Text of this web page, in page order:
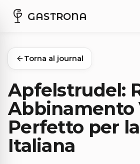
GASTRONA
Torna al journal
Apfelstrudel:
Abbinamento
Perfetto per
Italiana